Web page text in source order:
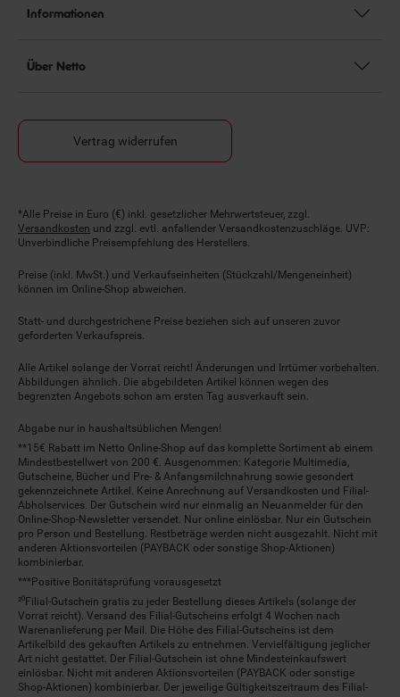
Informationen
Über Netto
Vertrag widerrufen
Fußnoten
*Alle Preise in Euro (€) inkl. gesetzlicher Mehrwertsteuer, zzgl.
Versandkosten und zzgl. evtl. anfallender Versandkostenzuschläge. UVP:
Unverbindliche Preisempfehlung des Herstellers.
Preise (inkl. MwSt.) und Verkaufseinheiten (Stückzahl/Mengeneinheit)
können im Online-Shop abweichen.
Statt- und durchgestrichene Preise beziehen sich auf unseren zuvor
geforderten Verkaufspreis.
Alle Artikel solange der Vorrat reicht! Änderungen und Irrtümer vorbehalten.
Abbildungen ähnlich. Die abgebildeten Artikel können wegen des
begrenzten Angebots schon am ersten Tag ausverkauft sein.
Abgabe nur in haushaltsüblichen Mengen!
**15€ Rabatt im Netto Online-Shop auf das komplette Sortiment ab einem
Mindestbestellwert von 200 €. Ausgenommen: Kategorie Multimedia,
Gutscheine, Bücher und Pre- & Anfangsmilchnahrung sowie gesondert
gekennzeichnete Artikel. Keine Anrechnung auf Versandkosten und Filial-
Abholservices. Der Gutschein wird nur einmalig an Neuanmelder für den
Online-Shop-Newsletter versendet. Nur online einlösbar. Nur ein Gutschein
pro Person und Bestellung. Restbeträge werden nicht ausgezahlt. Nicht mit
anderen Aktionsvorteilen (PAYBACK oder sonstige Shop-Aktionen)
kombinierbar.
***Positive Bonitätsprüfung vorausgesetzt
²⁰Filial-Gutschein gratis zu jeder Bestellung dieses Artikels (solange der
Vorrat reicht). Versand des Filial-Gutscheins erfolgt 4 Wochen nach
Warenanlieferung per Mail. Die Höhe des Filial-Gutscheins ist dem
Artikelbild des gekauften Artikels zu entnehmen. Vervielfältigung jeglicher
Art nicht gestattet. Der Filial-Gutschein ist ohne Mindesteinkaufswert
einlösbar. Nicht mit anderen Aktionsvorteilen (PAYBACK oder sonstige
Shop-Aktionen) kombinierbar. Der jeweilige Gültigkeitszeitraum des Filial-